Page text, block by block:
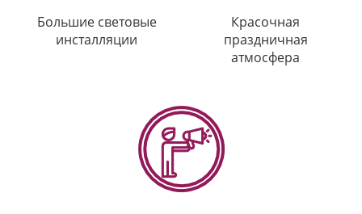
Большие световые
инсталляции
Красочная
праздничная
атмосфера